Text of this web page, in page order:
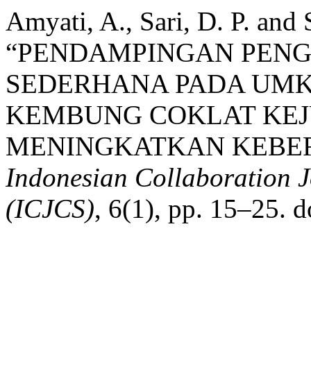
Amyati, A., Sari, D. P. and
“PENDAMPINGAN
SEDERHANA PADA
KEMBUNG COKLAT
MENINGKATKAN
Indonesian Collaboration
(ICJCS), 6(1), pp. 15–25.